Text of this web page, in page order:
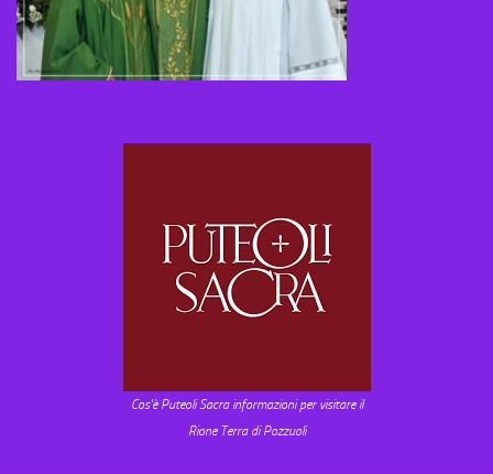
Cos'è Puteoli Sacra informazioni per visitare il
Rione Terra di Pozzuoli